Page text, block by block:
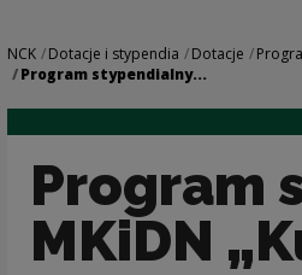
Navigation
NCK Dotacje i stypendia Dotacje
Program stypendialny...
Program
MKiDN